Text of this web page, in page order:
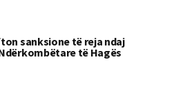
sanksione të reja ndaj
të Hagës